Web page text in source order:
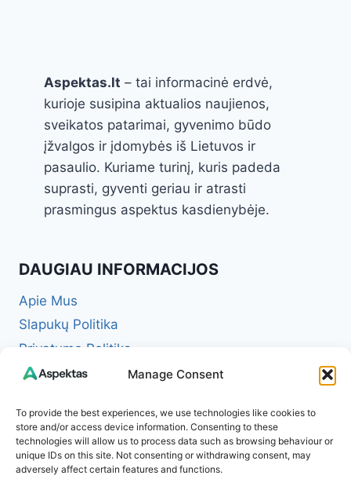
Manage Consent
To provide the best experiences, we use technologies like cookies to
store and/or access device information. Consenting to these
technologies will allow us to process data such as browsing behaviour or
unique IDs on this site. Not consenting or withdrawing consent, may
adversely affect certain features and functions.
Aspektas.lt – tai informacinė erdvė,
kurioje susipina aktualios naujienos,
sveikatos patarimai, gyvenimo būdo
įžvalgos ir įdomybės iš Lietuvos ir
pasaulio. Kuriame turinį, kuris padeda
suprasti, gyventi geriau ir atrasti
prasmingus aspektus kasdienybėje.
DAUGIAU INFORMACIJOS
Apie Mus
Slapukų Politika
Privatumo Politika
Redakcinė politika + Klaidų taisymo politika
Atsakomybės apribojimas (Disclaimer)
Naudojimosi taisyklės (Terms of Service)
Kontaktai